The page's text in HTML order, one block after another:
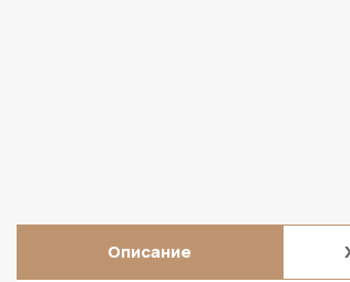
Описание